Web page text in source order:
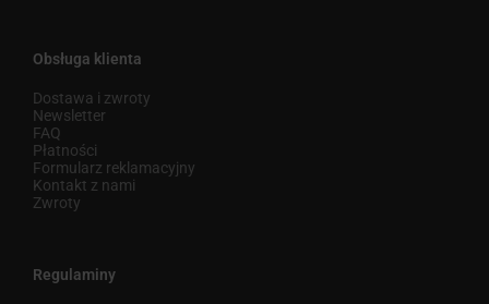
Obsługa klienta
Dostawa i zwroty
Newsletter
FAQ
Płatności
Formularz reklamacyjny
Kontakt z nami
Zwroty
Regulaminy